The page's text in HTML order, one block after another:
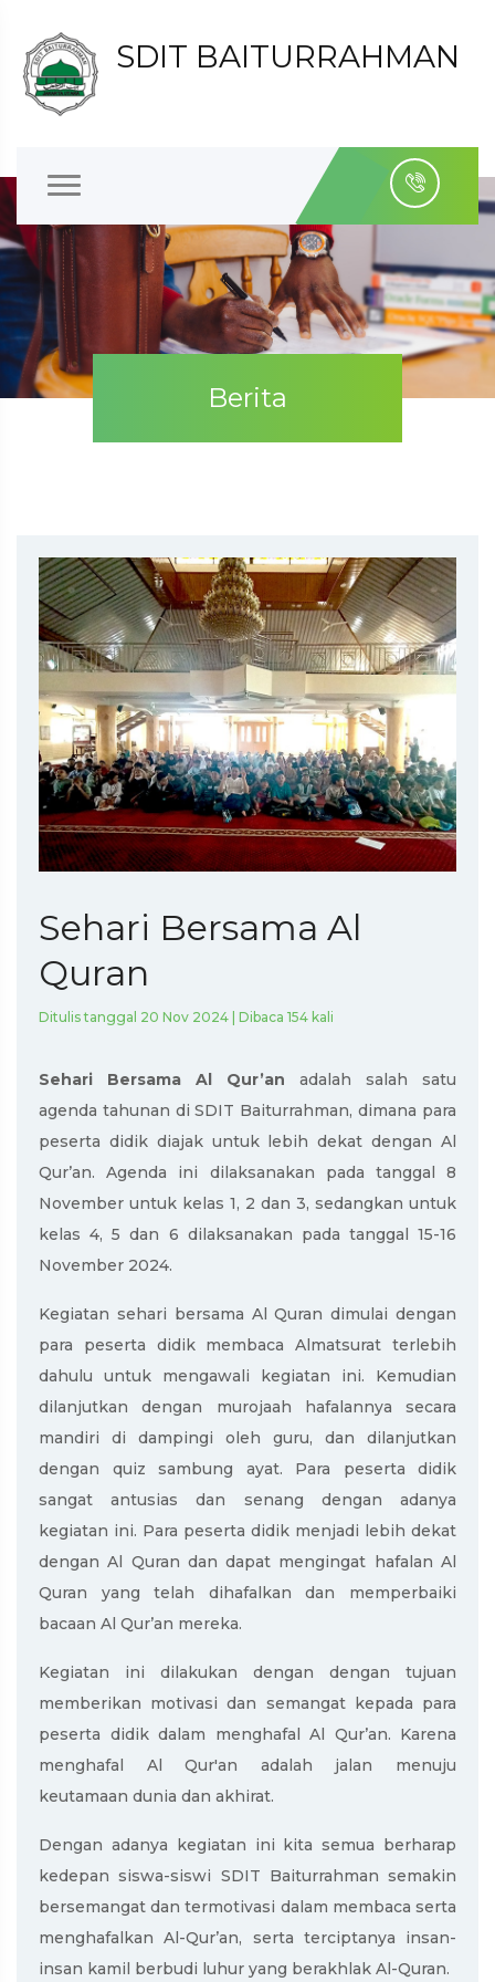
SDIT BAITURRAHMAN
Berita
Sehari Bersama Al
Quran
Ditulis tanggal 20 Nov 2024 | Dibaca 154 kali
Sehari Bersama Al Qur’an
adalah salah satu
agenda tahunan di SDIT Baiturrahman, dimana para
peserta didik diajak untuk lebih dekat dengan Al
Qur’an. Agenda ini dilaksanakan pada tanggal 8
November untuk kelas 1, 2 dan 3, sedangkan untuk
kelas 4, 5 dan 6 dilaksanakan pada tanggal 15-16
November 2024.
Kegiatan sehari bersama Al Quran dimulai dengan
para peserta didik membaca Almatsurat terlebih
dahulu untuk mengawali kegiatan ini. Kemudian
dilanjutkan dengan murojaah hafalannya secara
mandiri di dampingi oleh guru, dan dilanjutkan
dengan quiz sambung ayat. Para peserta didik
sangat antusias dan senang dengan adanya
kegiatan ini. Para peserta didik menjadi lebih dekat
dengan Al Quran dan dapat mengingat hafalan Al
Quran yang telah dihafalkan dan memperbaiki
bacaan Al Qur’an mereka.
Kegiatan ini dilakukan dengan dengan tujuan
memberikan motivasi dan semangat kepada para
peserta didik dalam menghafal Al Qur’an. Karena
menghafal Al Qur'an adalah jalan menuju
keutamaan dunia dan akhirat.
Dengan adanya kegiatan ini kita semua berharap
kedepan siswa-siswi SDIT Baiturrahman semakin
bersemangat dan termotivasi dalam membaca serta
menghafalkan Al-Qur’an, serta terciptanya insan-
insan kamil berbudi luhur yang berakhlak Al-Quran.